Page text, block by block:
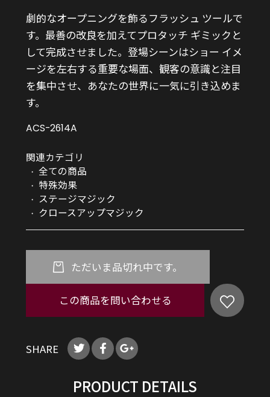
劇的なオープニングを飾るフラッシュ ツールで
す。最善の改良を加えてプロタッチ ギミックと
して完成させました。登場シーンはショー イメ
ージを左右する重要な場面、観客の意識と注目
を集中させ、あなたの世界に一気に引き込めま
す。
ACS-2614A
関連カテゴリ
全ての商品
特殊効果
ステージマジック
クロースアップマジック
ただいま品切れ中です。
この商品を問い合わせる
SHARE
PRODUCT DETAILS